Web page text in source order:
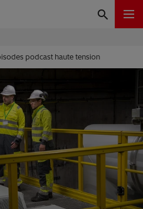
podcast haute tension